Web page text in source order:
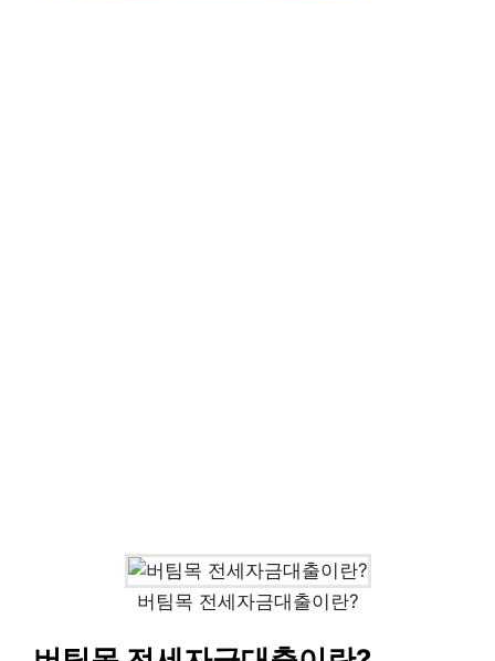
버팀목 전세자금대출이란?